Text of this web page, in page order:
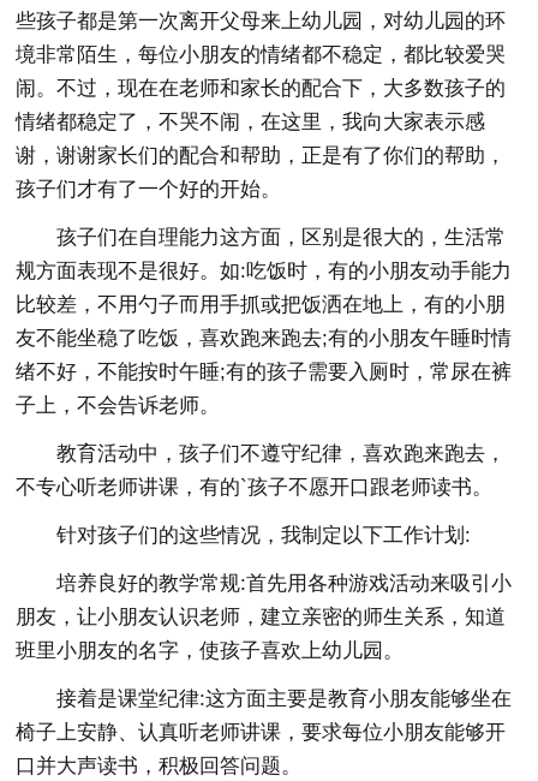
些孩子都是第一次离开父母来上幼儿园，对幼儿园的环
境非常陌生，每位小朋友的情绪都不稳定，都比较爱哭
闹。不过，现在在老师和家长的配合下，大多数孩子的
情绪都稳定了，不哭不闹，在这里，我向大家表示感
谢，谢谢家长们的配合和帮助，正是有了你们的帮助，
孩子们才有了一个好的开始。
孩子们在自理能力这方面，区别是很大的，生活常
规方面表现不是很好。如:吃饭时，有的小朋友动手能力
比较差，不用勺子而用手抓或把饭洒在地上，有的小朋
友不能坐稳了吃饭，喜欢跑来跑去;有的小朋友午睡时情
绪不好，不能按时午睡;有的孩子需要入厕时，常尿在裤
子上，不会告诉老师。
教育活动中，孩子们不遵守纪律，喜欢跑来跑去，
不专心听老师讲课，有的`孩子不愿开口跟老师读书。
针对孩子们的这些情况，我制定以下工作计划:
培养良好的教学常规:首先用各种游戏活动来吸引小
朋友，让小朋友认识老师，建立亲密的师生关系，知道
班里小朋友的名字，使孩子喜欢上幼儿园。
接着是课堂纪律:这方面主要是教育小朋友能够坐在
椅子上安静、认真听老师讲课，要求每位小朋友能够开
口并大声读书，积极回答问题。